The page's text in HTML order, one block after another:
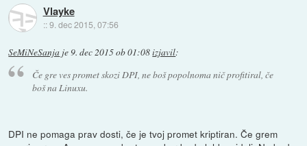
Vlayke
::9. dec 2015, 07:56
SeMiNeSanja je 9. dec 2015 ob 01:08izjavil:
Če gre ves promet skozi DPI, ne boš popolnoma nič profitiral, če
boš na Linuxu.
DPI ne pomaga prav dosti, če je tvoj promet kriptiran. Če grem